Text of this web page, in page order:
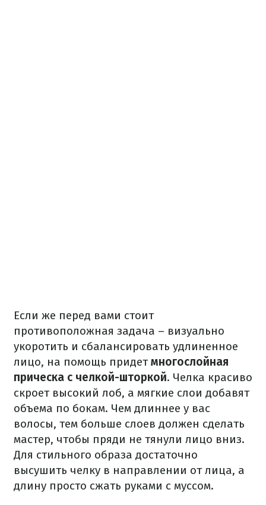
Если же перед вами стоит
противоположная задача – визуально
укоротить и сбалансировать удлиненное
лицо, на помощь придетмногослойная
прическа с челкой-шторкой. Челка красиво
скроет высокий лоб, а мягкие слои добавят
объема по бокам. Чем длиннее у вас
волосы, тем больше слоев должен сделать
мастер, чтобы пряди не тянули лицо вниз.
Для стильного образа достаточно
высушить челку в направлении от лица, а
длину просто сжать руками с муссом.